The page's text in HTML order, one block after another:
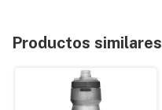
Productos similares